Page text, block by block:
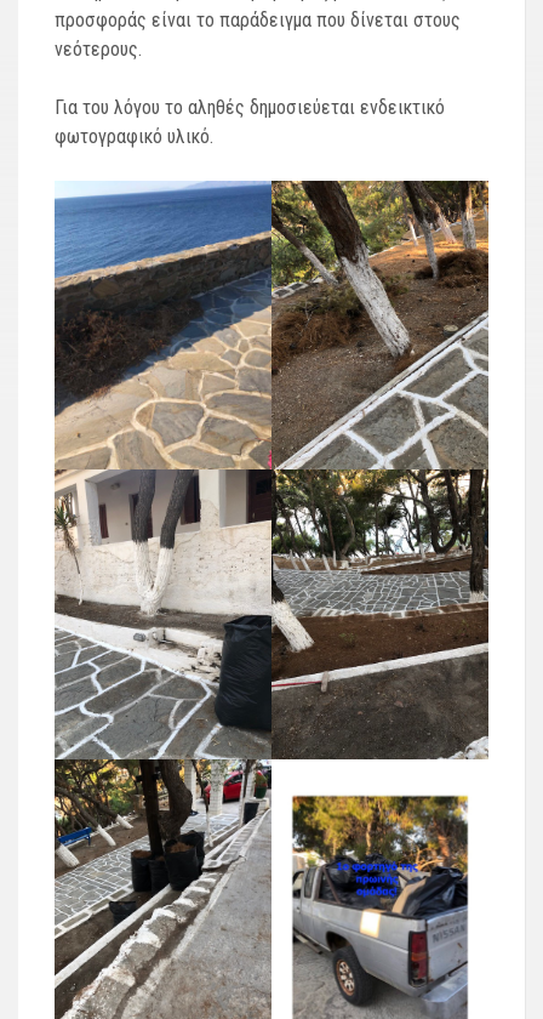
προσφοράς είναι το παράδειγμα που δίνεται στους
νεότερους.
Για του λόγου το αληθές δημοσιεύεται ενδεικτικό
φωτογραφικό υλικό.